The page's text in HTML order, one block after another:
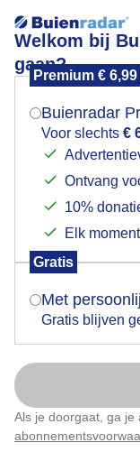
Welkom bij
gaan?
Premium €
Buienradar
Voor slechts €
Ontvang
10%
Elk
Gratis
Met
Gratis blijven
Als je doorgaat, ga je
Gouws in het bos !
Door: Nely V
Mogen we
Indien je hier
verschijnt er
Is
Klik